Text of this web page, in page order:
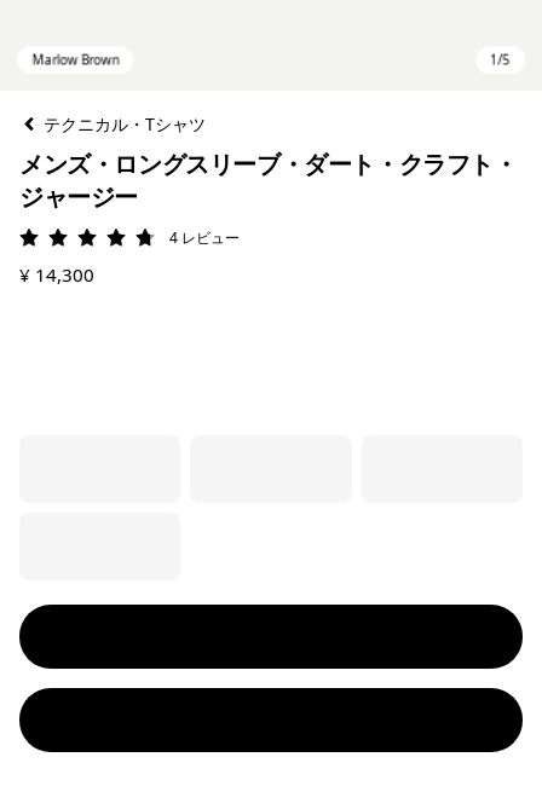
テクニカル・Tシャツ
メンズ・ロングスリーブ・ダート・クラフト・
ジャージー
評価: 4.8 / 5
4 レビュー
¥ 14,300